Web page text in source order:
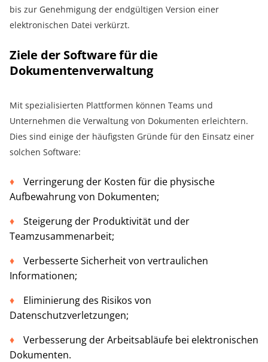
bis zur Genehmigung der endgültigen Version einer
elektronischen Datei verkürzt.
Ziele der Software für die
Dokumentenverwaltung
Mit spezialisierten Plattformen können Teams und
Unternehmen die Verwaltung von Dokumenten erleichtern.
Dies sind einige der häufigsten Gründe für den Einsatz einer
solchen Software:
Verringerung der Kosten für die physische
Aufbewahrung von Dokumenten;
Steigerung der Produktivität und der
Teamzusammenarbeit;
Verbesserte Sicherheit von vertraulichen
Informationen;
Eliminierung des Risikos von
Datenschutzverletzungen;
Verbesserung der Arbeitsabläufe bei elektronischen
Dokumenten.